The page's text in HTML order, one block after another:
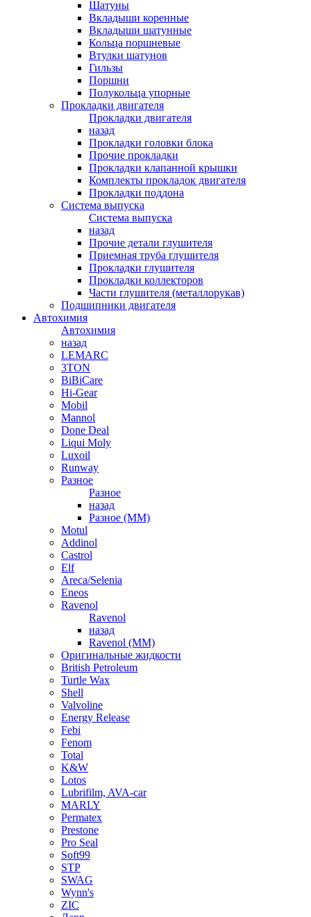
Шатуны
Вкладыши коренные
Вкладыши шатунные
Кольца поршневые
Втулки шатунов
Гильзы
Поршни
Полукольца упорные
Прокладки двигателя
Прокладки двигателя
назад
Прокладки головки блока
Прочие прокладки
Прокладки клапанной крышки
Комплекты прокладок двигателя
Прокладки поддона
Система выпуска
Система выпуска
назад
Прочие детали глушителя
Приемная труба глушителя
Прокладки глушителя
Прокладки коллекторов
Части глушителя (металлорукав)
Подшипники двигателя
Автохимия
Автохимия
назад
LEMARC
3TON
BiBiCare
Hi-Gear
Mobil
Mannol
Done Deal
Liqui Moly
Luxoil
Runway
Разное
Разное
назад
Разное (ММ)
Motul
Addinol
Castrol
Elf
Areca/Selenia
Eneos
Ravenol
Ravenol
назад
Ravenol (ММ)
Оригинальные жидкости
British Petroleum
Turtle Wax
Shell
Valvoline
Energy Release
Febi
Fenom
Total
K&W
Lotos
Lubrifilm, AVA-car
MARLY
Permatex
Prestone
Pro Seal
Soft99
STP
SWAG
Wynn's
ZIC